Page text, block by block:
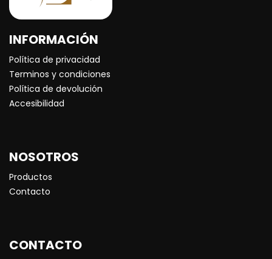
INFORMACIÓN
Política de privacidad
Terminos y condiciones
Política de devolución
Accesibilidad
NOSOTROS
Productos
Contacto
CONTACTO